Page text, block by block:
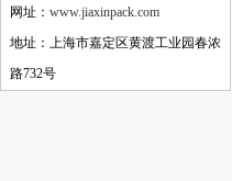
网址： www.jiaxinpack.com
地址：上海市嘉定区黄渡工业园春浓
路732号